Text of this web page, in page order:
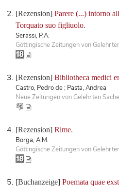
[Rezension] Parere (...) intorno
Torquato suo figliuolo.
Serassi, P.A.
Göttingische Zeitungen von
[Rezension] Bibliotheca medici
Castro, Pedro de ; Pasta, Andrea
Neue Zeitungen von Gelehrten
[Rezension] Rime.
Borga, A.M.
Göttingische Zeitungen von
[Buchanzeige] Poemata quae